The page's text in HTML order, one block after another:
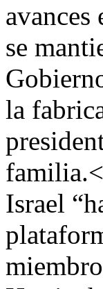
avances
se
la
Israel